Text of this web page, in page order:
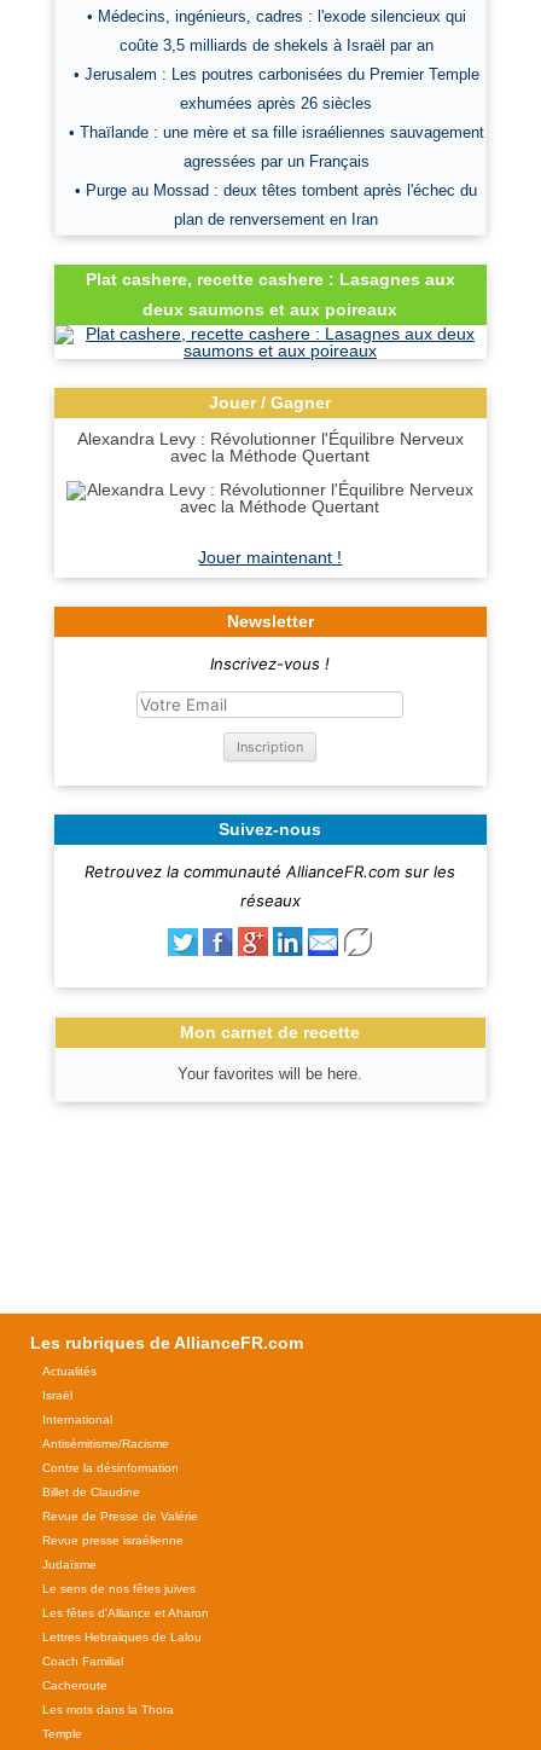
• Médecins, ingénieurs, cadres : l'exode silencieux qui
coûte 3,5 milliards de shekels à Israël par an
• Jerusalem : Les poutres carbonisées du Premier Temple
exhumées après 26 siècles
• Thaïlande : une mère et sa fille israéliennes sauvagement
agressées par un Français
• Purge au Mossad : deux têtes tombent après l'échec du
plan de renversement en Iran
Plat cashere, recette cashere : Lasagnes aux
deux saumons et aux poireaux
Jouer / Gagner
Alexandra Levy : Révolutionner l'Équilibre Nerveux
avec la Méthode Quertant
Jouer maintenant !
Newsletter
Inscrivez-vous !
Suivez-nous
Retrouvez la communauté AllianceFR.com sur les
réseaux
Mon carnet de recette
Your favorites will be here.
Les rubriques de AllianceFR.com
Actualités
Israël
International
Antisémitisme/Racisme
Contre la désinformation
Billet de Claudine
Revue de Presse de Valérie
Revue presse israélienne
Judaïsme
Le sens de nos fêtes juives
Les fêtes d'Alliance et Aharon
Lettres Hebraiques de Lalou
Coach Familial
Cacheroute
Les mots dans la Thora
Temple